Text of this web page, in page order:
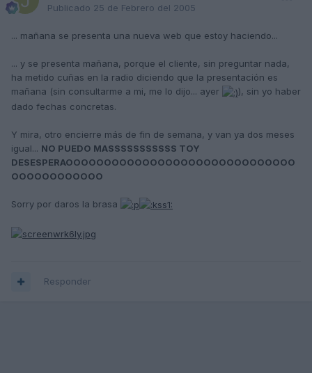
Publicado 25 de Febrero del 2005
... mañana se presenta una nueva web que estoy haciendo...
... y se presenta mañana, porque el cliente, sin preguntar nada,
ha metido cuñas en la radio diciendo que la presentación es
mañana (sin consultarme a mi, me lo dijo... ayer
), sin yo haber
dado fechas concretas.
Y mira, otro encierre más de fin de semana, y van ya dos meses
igual... NO PUEDO MASSSSSSSSSSS TOY
DESESPERAOOOOOOOOOOOOOOOOOOOOOOOOOOOOOO
OOOOOOOOOOOO
Sorry por daros la brasa
Responder